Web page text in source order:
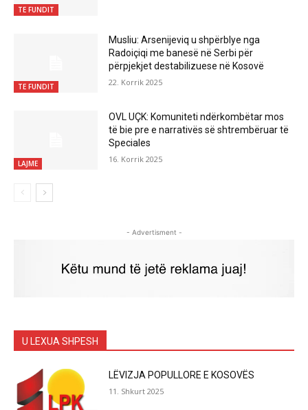
TE FUNDIT
TE FUNDIT
Musliu: Arsenijeviq u shpërblye nga
Radoiçiqi me banesë në Serbi për
përpjekjet destabilizuese në Kosovë
22. Korrik 2025
LAJME
OVL UÇK: Komuniteti ndërkombëtar mos
të bie pre e narrativës së shtrembëruar të
Speciales
16. Korrik 2025
- Advertisment -
U LEXUA SHPESH
LËVIZJA POPULLORE E KOSOVËS
11. Shkurt 2025